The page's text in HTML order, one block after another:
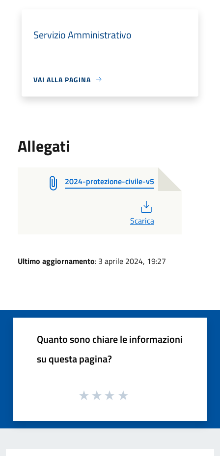
Servizio Amministrativo
VAI ALLA PAGINA
Allegati
2024-protezione-civile-v5
Scarica
Ultimo aggiornamento: 3 aprile 2024, 19:27
Quanto sono chiare le informazioni
su questa pagina?